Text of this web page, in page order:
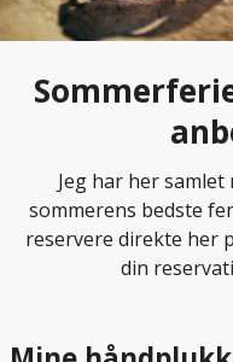
Jeg har her
sommerens bedste
reservere direkte her
din